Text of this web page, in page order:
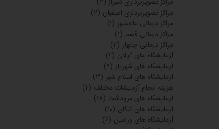
مراکز تصویربرداری اصفهان (۲)
مراکز درمانی ماهشهر (۱)
مراکز درمانی قشم (۱)
مراکز درمانی چابهار (۲)
آزمایشگاه های گیلان (۶)
آزمایشگاه های شهریار (۲)
آزمایشگاه های اسلام شهر (۳)
هزینه انجام آزمایشات مختلف (۲)
آزمایشگاه های مرودشت (۱۸)
آزمایشگاه های کنگان (۱۰)
آزمایشگاه های ورامین (۶)